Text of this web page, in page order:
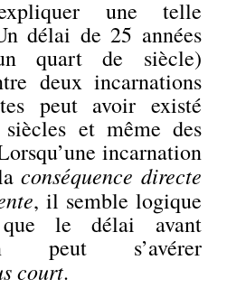
une telle
délai de 25 années
quart de siècle)
deux incarnations
peut avoir existé
siècles et même des
incarnation
conséquence directe
, il semble logique
le délai avant
peut s’avérer
court.